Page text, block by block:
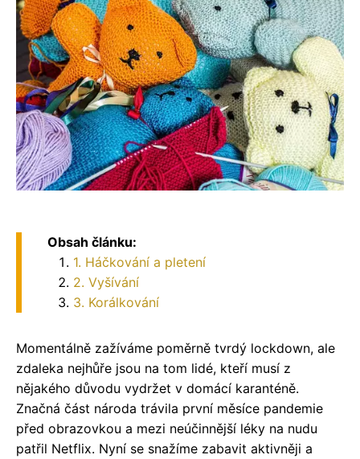
Obsah článku:
1. Háčkování a pletení
2. Vyšívání
3. Korálkování
Momentálně zažíváme poměrně tvrdý lockdown, ale
zdaleka nejhůře jsou na tom lidé, kteří musí z
nějakého důvodu vydržet v domácí karanténě.
Značná část národa trávila první měsíce pandemie
před obrazovkou a mezi neúčinnější léky na nudu
patřil Netflix. Nyní se snažíme zabavit aktivněji a